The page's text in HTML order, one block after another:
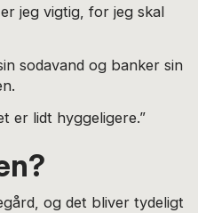
jeg vigtig, for jeg skal
sodavand og banker sin
er lidt hyggeligere.”
og det bliver tydeligt